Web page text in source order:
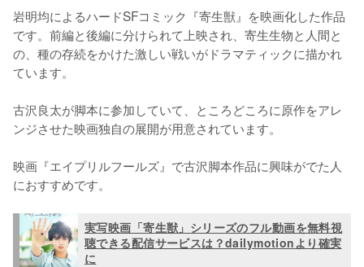
岩明均によるハードSFコミック『寄生獣』を映画化した作品
です。前編と後編に分けられて上映され、寄生生物と人間と
の、種の存続をかけた激しい戦いがドラマティックに描かれ
ています。
古沢良太が脚本に参加していて、ところどころに原作をアレ
ンジさせた映画独自の展開が用意されています。
映画『エイプリルフールズ』で古沢脚本作品に興味がでた人
におすすめです。
実写映画「寄生獣」シリーズのフル動画を無料視
聴できる配信サービスは？dailymotionより確実
に